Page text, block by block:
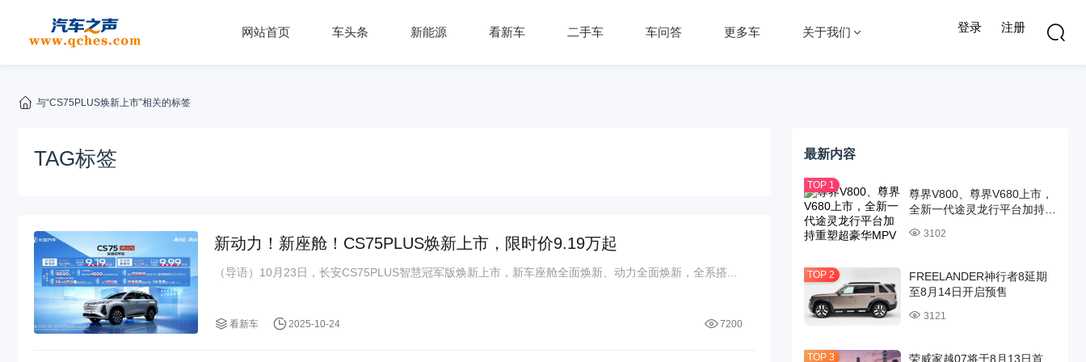
网站首页 车头条 新能源 看新车 二手车 车问答 更多车 关于我们 登录 注册
与“CS75PLUS焕新上市”相关的标签
TAG标签
新动力！新座舱！CS75PLUS焕新上市，限时价9.19万起
（导语）10月23日，长安CS75PLUS智慧冠军版焕新上市，新车座舱全面焕新、动力全面焕新，全系搭...
看新车 2025-10-24 7200
最新内容
尊界V800、尊界V680上市，
全新一代途灵龙行平台加持重
3102
FREELANDER神行者8延期
至8月14日开启预售
3121
荣威家越07将于8月13日首